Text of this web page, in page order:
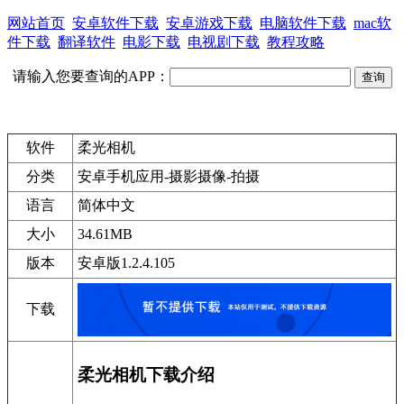
网站首页 安卓软件下载 安卓游戏下载 电脑软件下载 mac软
件下载 翻译软件 电影下载 电视剧下载 教程攻略
请输入您要查询的APP：
软件
柔光相机
分类
安卓手机应用-摄影摄像-拍摄
语言
简体中文
大小
34.61MB
版本
安卓版1.2.4.105
下载
柔光相机下载介绍